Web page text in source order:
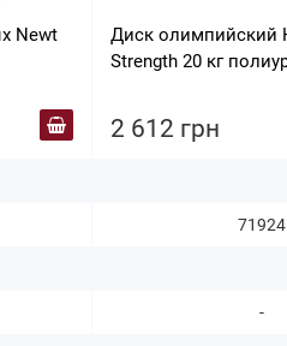
Newt
Диск олимпийский
Strength 20 кг
2 612 грн
71924
-